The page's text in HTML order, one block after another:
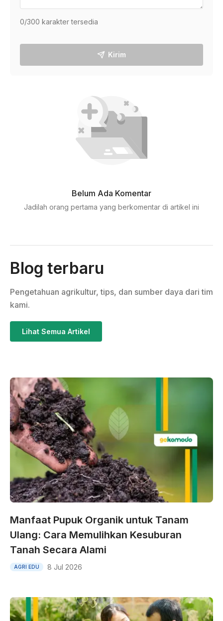
0/300 karakter tersedia
Kirim
Belum Ada Komentar
Jadilah orang pertama yang berkomentar di artikel ini
Blog terbaru
Pengetahuan agrikultur, tips, dan sumber daya dari tim
kami.
Lihat Semua Artikel
Manfaat Pupuk Organik untuk Tanam
Ulang: Cara Memulihkan Kesuburan
Tanah Secara Alami
AGRI EDU 8 Jul 2026